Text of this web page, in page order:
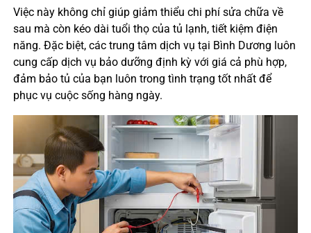
Việc này không chỉ giúp giảm thiểu chi phí sửa chữa về
sau mà còn kéo dài tuổi thọ của tủ lạnh, tiết kiệm điện
năng. Đặc biệt, các trung tâm dịch vụ tại Bình Dương luôn
cung cấp dịch vụ bảo dưỡng định kỳ với giá cả phù hợp,
đảm bảo tủ của bạn luôn trong tình trạng tốt nhất để
phục vụ cuộc sống hàng ngày.